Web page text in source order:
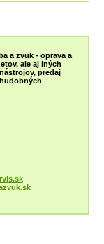
a zvuk - oprava a
ale aj iných
predaj